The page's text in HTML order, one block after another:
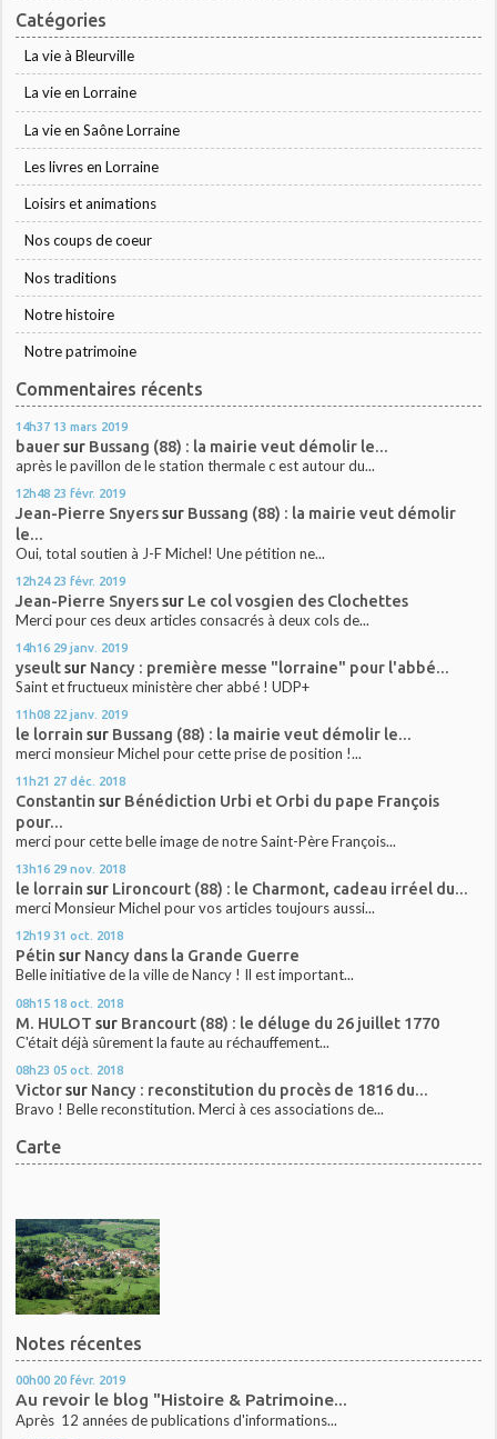
Catégories
La vie à Bleurville
La vie en Lorraine
La vie en Saône Lorraine
Les livres en Lorraine
Loisirs et animations
Nos coups de coeur
Nos traditions
Notre histoire
Notre patrimoine
Commentaires récents
14h37 13 mars 2019
bauersur Bussang (88) : la mairie veut démolir le...
après le pavillon de le station thermale c est autour du...
12h48 23 févr. 2019
Jean-Pierre Snyerssur Bussang (88) : la mairie veut démolir
le...
Oui, total soutien à J-F Michel! Une pétition ne...
12h24 23 févr. 2019
Jean-Pierre Snyerssur Le col vosgien des Clochettes
Merci pour ces deux articles consacrés à deux cols de...
14h16 29 janv. 2019
yseultsur Nancy : première messe "lorraine" pour l'abbé...
Saint et fructueux ministère cher abbé ! UDP+
11h08 22 janv. 2019
le lorrain sur Bussang (88) : la mairie veut démolir le...
merci monsieur Michel pour cette prise de position !...
11h21 27 déc. 2018
Constantin sur Bénédiction Urbi et Orbi du pape François
pour...
merci pour cette belle image de notre Saint-Père François...
13h16 29 nov. 2018
le lorrain sur Lironcourt (88) : le Charmont, cadeau irréel du...
merci Monsieur Michel pour vos articles toujours aussi...
12h19 31 oct. 2018
Pétin sur Nancy dans la Grande Guerre
Belle initiative de la ville de Nancy ! Il est important...
08h15 18 oct. 2018
M. HULOT sur Brancourt (88) : le déluge du 26 juillet 1770
C'était déjà sûrement la faute au réchauffement...
08h23 05 oct. 2018
Victorsur Nancy : reconstitution du procès de 1816 du...
Bravo ! Belle reconstitution. Merci à ces associations de...
Carte
Notes récentes
00h00 20 févr. 2019
Au revoir le blog "Histoire & Patrimoine...
Après 12 années de publications d'informations...